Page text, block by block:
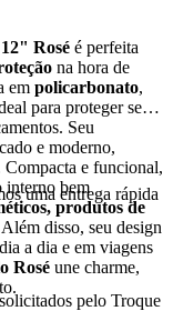
Rosé é perfeita
na hora de
em policarbonato,
para proteger seus
Seu
e moderno,
e funcional,
interno bem
produtos de
disso, seu design
a dia e em viagens
Rosé une charme,
uma entrega rápida
pelo Troque